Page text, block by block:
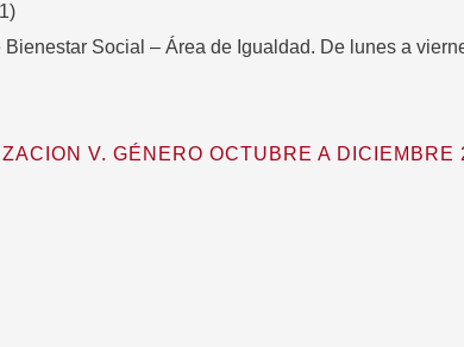
Social – Área de Igualdad. De lunes a
V. GÉNERO OCTUBRE A DICIEMBRE